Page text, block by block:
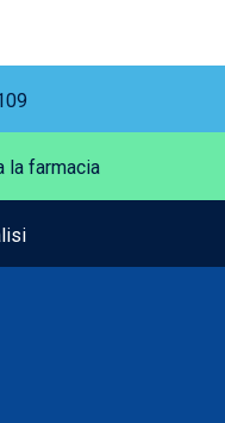
la farmacia